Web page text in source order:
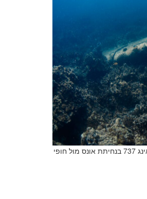
האם ניתן להשיב מטוסים לפעולה תקינה לאחר התרסקות? ב – 2 ביולי, 2021 נחת מטוס מסוג בואינג 737 בנחיתת אונס מול חופי
הודעה